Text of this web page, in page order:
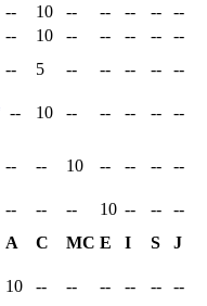
-- 10 -- -- -- --
--
-- 10 -- -- -- --
--
-- 5 -- -- -- -- --
-- 10 -- -- -- -- --
-- -- 10 -- -- -- --
-- -- -- 10 -- --
--
A C MC E I S J
10 -- -- -- -- -- --